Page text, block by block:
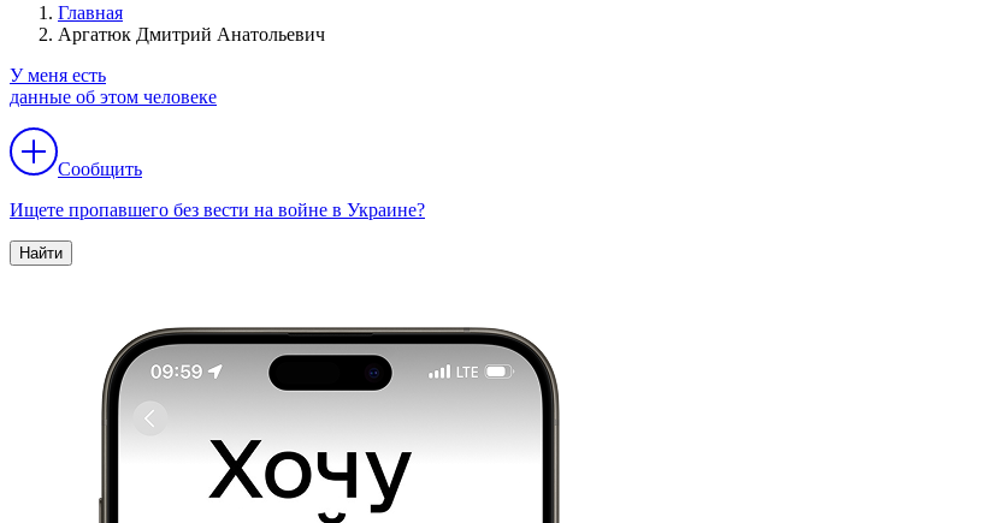
Главная
Аргатюк Дмитрий Анатольевич
У меня есть
данные об этом человеке
Сообщить
Ищете пропавшего без вести на войне в Украине?
Найти